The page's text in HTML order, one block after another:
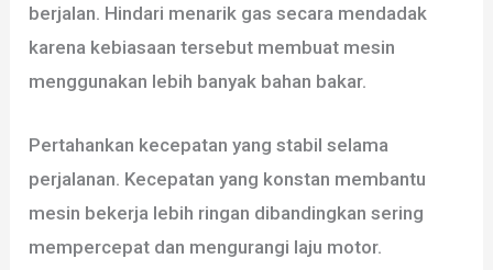
berjalan. Hindari menarik gas secara mendadak
karena kebiasaan tersebut membuat mesin
menggunakan lebih banyak bahan bakar.
Pertahankan kecepatan yang stabil selama
perjalanan. Kecepatan yang konstan membantu
mesin bekerja lebih ringan dibandingkan sering
mempercepat dan mengurangi laju motor.